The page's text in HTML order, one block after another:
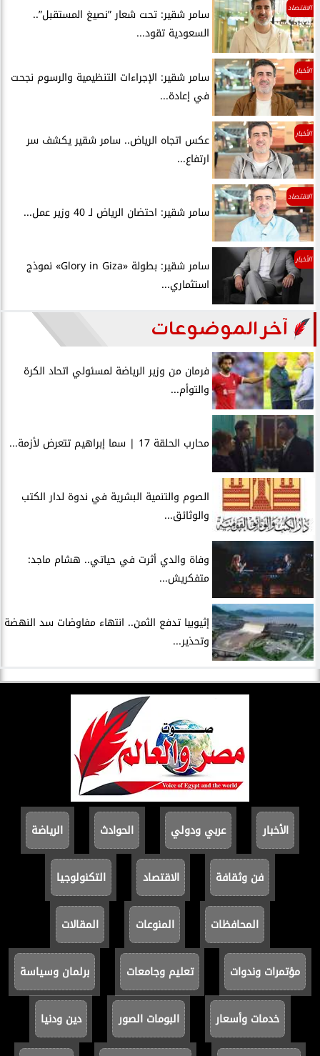
الاقتصاد
سامر شقير: تحت شعار ”نصيغ المستقبل”..
السعودية تقود...
الأخبار
سامر شقير: الإجراءات التنظيمية والرسوم نجحت
في إعادة...
الأخبار
عكس اتجاه الرياض.. سامر شقير يكشف سر
ارتفاع...
الاقتصاد
سامر شقير: احتضان الرياض لـ 40 وزير عمل...
الأخبار
سامر شقير: بطولة «Glory in Giza» نموذج
استثماري...
آخر الموضوعات
فرمان من وزير الرياضة لمسئولي اتحاد الكرة
والتوأم...
محارب الحلقة 17 | سما إبراهيم تتعرض لأزمة...
الصوم والتنمية البشرية في ندوة لدار الكتب
والوثائق...
وفاة والدي أثرت في حياتي.. هشام ماجد:
متفكريش...
إثيوبيا تدفع الثمن.. انتهاء مفاوضات سد النهضة
وتحذير...
الأخبار عربي ودولي الحوادث الرياضة
فن وثقافة الاقتصاد التكنولوجيا
المحافظات المنوعات المقالات
مؤتمرات وندوات تعليم وجامعات برلمان وسياسة
خدمات وأسعار البومات الصور دين ودنيا